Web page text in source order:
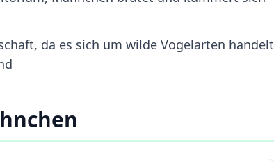
da es sich um wilde Vogelarten handelt